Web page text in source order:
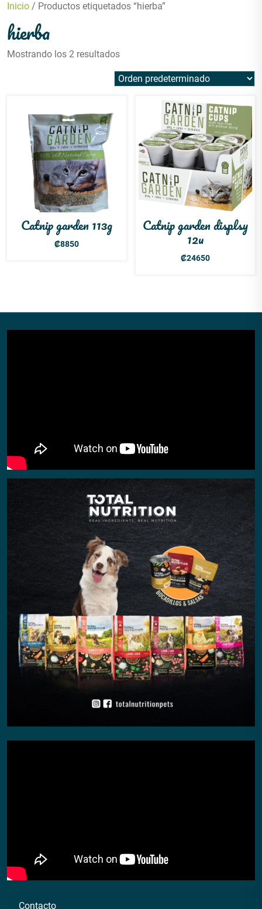
Inicio / Productos etiquetados “hierba”
hierba
Mostrando los 2 resultados
Catnip garden 113g
₡8850
Catnip garden displsy
12u
₡24650
Contacto